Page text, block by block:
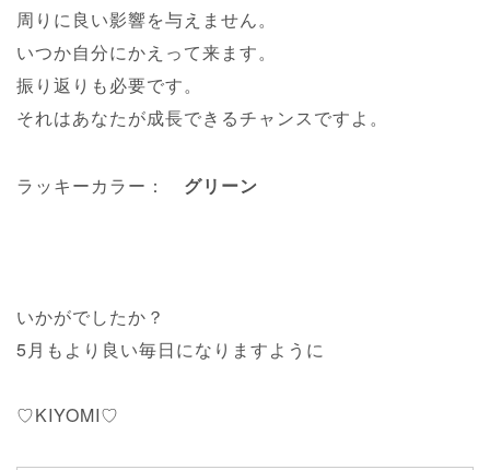
周りに良い影響を与えません。
いつか自分にかえって来ます。
振り返りも必要です。
それはあなたが成長できるチャンスですよ。
ラッキーカラー： グリーン
いかがでしたか？
5月もより良い毎日になりますように
♡KIYOMI♡